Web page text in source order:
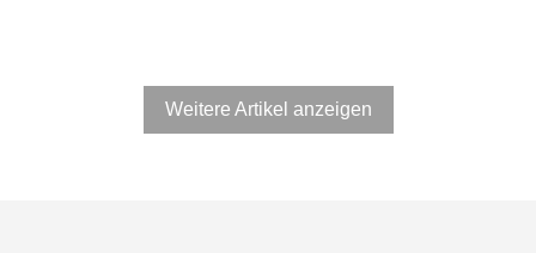
Weitere Artikel anzeigen